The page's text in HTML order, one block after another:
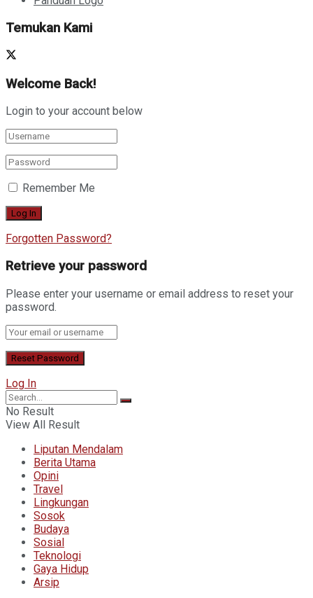
Temukan Kami
Welcome Back!
Login to your account below
Remember Me
Forgotten Password?
Retrieve your password
Please enter your username or email address to reset your
password.
Log In
No Result
View All Result
Liputan Mendalam
Berita Utama
Opini
Travel
Lingkungan
Sosok
Budaya
Sosial
Teknologi
Gaya Hidup
Arsip